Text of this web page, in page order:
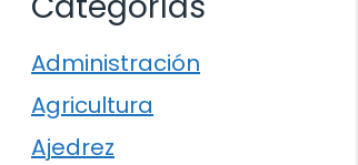
Administración
Agricultura
Ajedrez